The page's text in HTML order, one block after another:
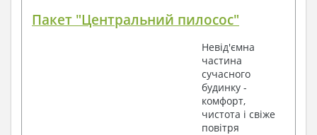
Пакет "Центральний пилосос"
Невід'ємна
частина
сучасного
будинку -
комфорт,
чистота і свіже
повітря